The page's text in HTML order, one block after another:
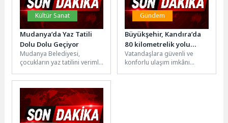
Kültür Sanat
Mudanya’da Yaz Tatili
Dolu Dolu Geçiyor
Mudanya Belediyesi,
çocukların yaz tatilini verimli,
katkı sağlayacak etkinliklerle
değerlendirmeleri amacıyla
düzenlediği...
Gündem
Büyükşehir, Kandıra’da
80 kilometrelik yolu
onaracak
Vatandaşlara güvenli ve
konforlu ulaşım imkânı